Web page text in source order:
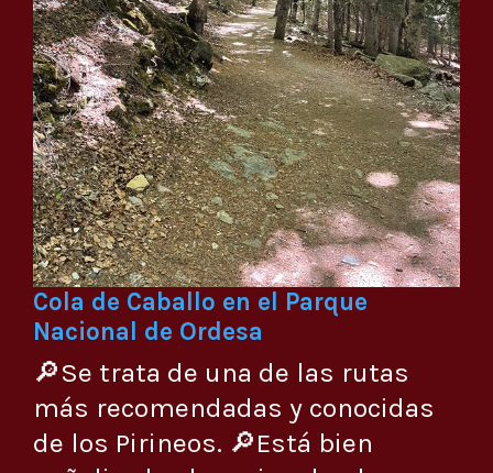
Cola de Caballo en el Parque
Nacional de Ordesa
🔎Se trata de una de las rutas
más recomendadas y conocidas
de los Pirineos. 🔎Está bien